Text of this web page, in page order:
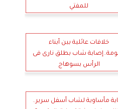
للمفتي
خلافات عائلية بين أبناء
شاب بطلق نارى فى
الرأس بسوهاج
مأساوية لشاب أسفل سرير..